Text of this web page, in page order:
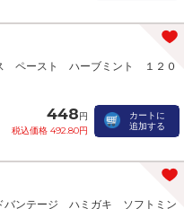
ペースト ハーブミント １２０
448円
税込価格 492.80円
カートに
追加する
ンテージ ハミガキ ソフトミン